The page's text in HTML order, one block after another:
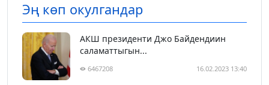
Эң көп окулгандар
АКШ президенти Джо Байдендиин
саламаттыгын...
6467208 16.02.2023 13:40